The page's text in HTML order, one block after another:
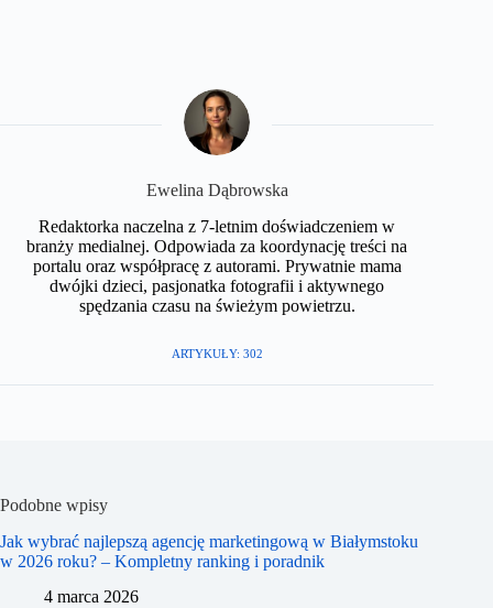
​Ewelina Dąbrowska
Redaktorka naczelna z 7-letnim doświadczeniem w
branży medialnej. Odpowiada za koordynację treści na
portalu oraz współpracę z autorami. Prywatnie mama
dwójki dzieci, pasjonatka fotografii i aktywnego
spędzania czasu na świeżym powietrzu.​
ARTYKUŁY: 302
Podobne wpisy
Jak wybrać najlepszą agencję marketingową w Białymstoku
w 2026 roku? – Kompletny ranking i poradnik
4 marca 2026